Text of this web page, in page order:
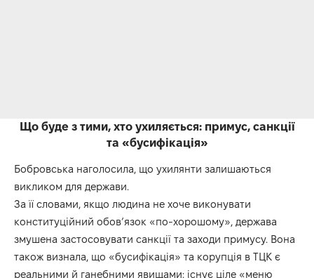
Що буде з тими, хто ухиляється: примус, санкції
та «бусифікація»
Бобровська наголосила, що ухилянти залишаються
викликом для держави.
За її словами, якщо людина не хоче виконувати
конституційний обов’язок «по-хорошому», держава
змушена застосовувати санкції та заходи примусу. Вона
також визнала, що «бусифікація» та корупція в ТЦК є
реальними й ганебними явищами: існує ціле «меню